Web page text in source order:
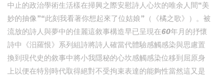
中止的政治學術生活樣在掃興之際安慰詩人心坎的唯余人間“美
妙的抽像”“此刻我看著你想起來了位姑娘”（《橘之歌》）。被
流放的詩人與夢中的佳麗這敘事構造早已呈現在60年月的抒懷
詩中《汨羅恨》系列組詩將詩人確當代體驗感觸感染與思慮置
換到現代史的敘事中將小我隱秘的心坎感觸感染位移到屈原身
上以便在特別時代取得絕對不受拘束表達的能夠性當然這又是